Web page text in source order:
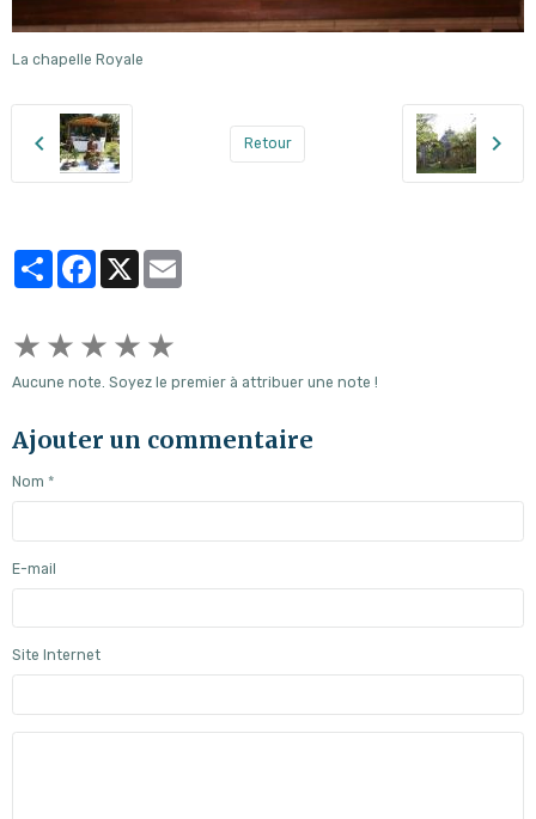
La chapelle Royale
Retour
PartagerFacebook
★ ★ ★ ★ ★
Aucune note. Soyez le premier à attribuer une note !
Ajouter un commentaire
Nom
E-mail
Site Internet